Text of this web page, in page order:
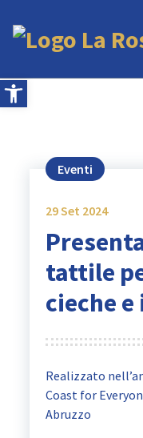
Apri la barra
content
Eventi
29Set 2024
tattile
cieche
Realizzato
Coast for
Abruzzo